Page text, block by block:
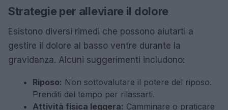
Strategie per alleviare il dolore
Esistono diversi rimedi che possono aiutarti a
gestire il dolore al basso ventre durante la
gravidanza. Alcuni suggerimenti includono:
Riposo: Non sottovalutare il potere del riposo.
Prenditi del tempo per rilassarti.
Attività fisica leggera: Camminare o praticare